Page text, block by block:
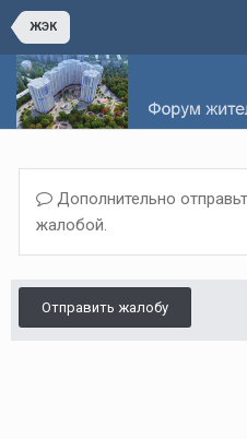
ЖЭК
Дополнительно
жалобой.
Отправить жалобу